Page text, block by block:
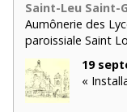
Saint-Leu Saint-
Aumônerie des
paroissiale Saint
19
«